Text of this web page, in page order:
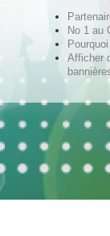
No 1 au
Afficher